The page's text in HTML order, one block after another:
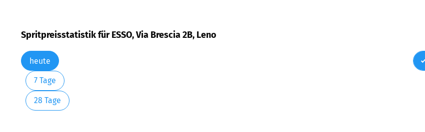
Spritpreisstatistik für ESSO, Via Brescia 2B, Leno
heute
7 Tage
28 Tage